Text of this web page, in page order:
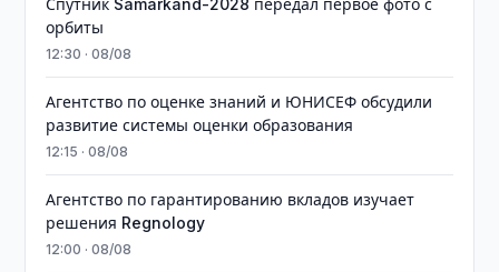
Спутник Samarkand-2028 передал первое фото с
орбиты
12:30 · 08/08
Агентство по оценке знаний и ЮНИСЕФ обсудили
развитие системы оценки образования
12:15 · 08/08
Агентство по гарантированию вкладов изучает
решения Regnology
12:00 · 08/08